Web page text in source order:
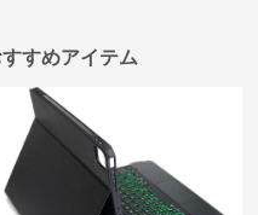
すめアイテム